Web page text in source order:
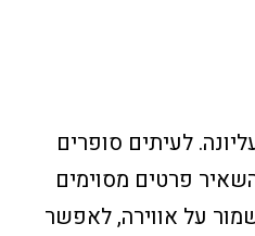
לעיתים סופרים
פרטים מסוימים
על אווירה, לאפשר